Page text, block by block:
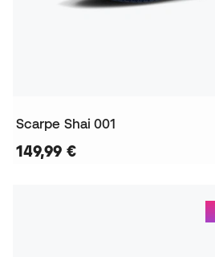
Scarpe Shai 001
149,99 €